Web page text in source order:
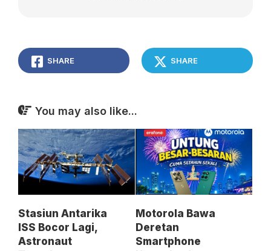
SHARE SHARE
You may also like...
Stasiun Antarika
ISS Bocor Lagi,
Astronaut
Motorola Bawa
Deretan
Smartphone